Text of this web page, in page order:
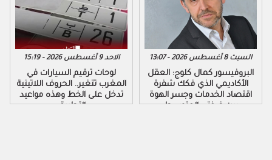
الاحد 9 أغسطس 2026 - 15:19
لوحات ترقيم السيارات في
المغرب تتغير.. الحروف اللاتينية
تدخل على الخط وهذه مواعيد
التطبيق
السبت 8 أغسطس 2026 - 13:07
البروفيسور كمال كلوج: العقل
الأكاديمي الذي فكك شفرة
اقتصاد الخدمات وجسر الهوة
بين ضفتي المتوسط